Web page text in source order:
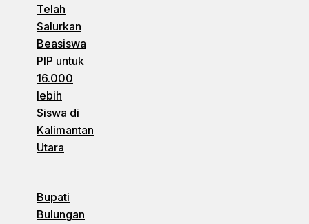
Telah
Salurkan
Beasiswa
PIP untuk
16.000
lebih
Siswa di
Kalimantan
Utara
Bupati
Bulungan